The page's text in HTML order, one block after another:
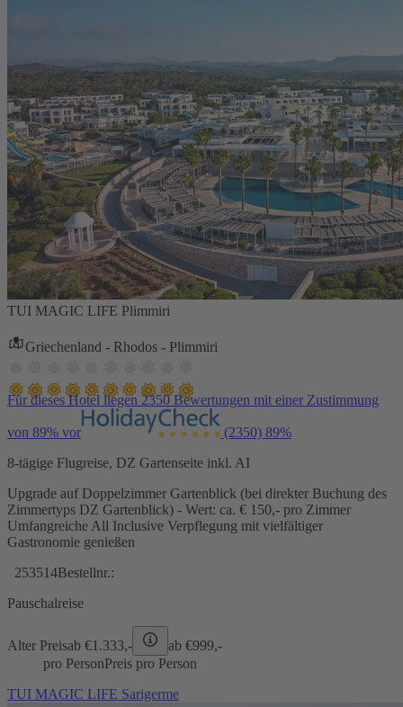
TUI MAGIC LIFE Plimmiri
Griechenland - Rhodos - Plimmiri
Für dieses Hotel liegen 2350 Bewertungen mit einer Zustimmung
von 89% vor (2350) 89%
8-tägige Flugreise, DZ Gartenseite inkl. AI
Upgrade auf Doppelzimmer Gartenblick (bei direkter Buchung des
Zimmertyps DZ Gartenblick) - Wert: ca. € 150,- pro Zimmer
Umfangreiche All Inclusive Verpflegung mit vielfältiger
Gastronomie genießen
253514Bestellnr.:
Pauschalreise
Alter Preisab €1.333,- ab €999,-
pro PersonPreis pro Person
TUI MAGIC LIFE Sarigerme